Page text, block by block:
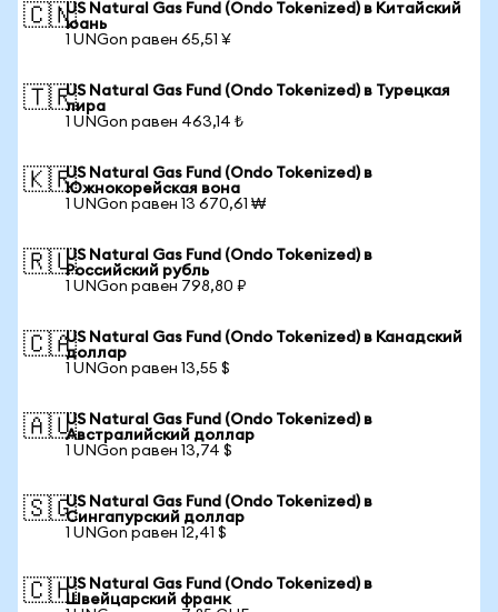
🇨🇳US Natural Gas Fund (Ondo Tokenized) в Китайский
юань
1 UNGon равен 65,51 ¥
🇹🇷US Natural Gas Fund (Ondo Tokenized) в Турецкая
лира
1 UNGon равен 463,14 ₺
🇰🇷US Natural Gas Fund (Ondo Tokenized) в
Южнокорейская вона
1 UNGon равен 13 670,61 ₩
🇷🇺US Natural Gas Fund (Ondo Tokenized) в
Российский рубль
1 UNGon равен 798,80 ₽
🇨🇦US Natural Gas Fund (Ondo Tokenized) в Канадский
доллар
1 UNGon равен 13,55 $
🇦🇺US Natural Gas Fund (Ondo Tokenized) в
Австралийский доллар
1 UNGon равен 13,74 $
🇸🇬US Natural Gas Fund (Ondo Tokenized) в
Сингапурский доллар
1 UNGon равен 12,41 $
🇨🇭US Natural Gas Fund (Ondo Tokenized) в
Швейцарский франк